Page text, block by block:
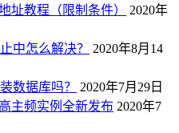
址教程（限制条件）
2020年
中怎么解决？
2020年8月14
数据库吗？
2020年7月29日
主频实例全新发布 2020年7